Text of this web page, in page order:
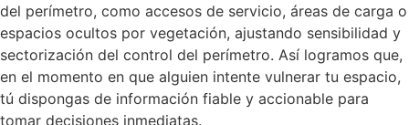
del perímetro, como accesos de servicio, áreas de carga o
espacios ocultos por vegetación, ajustando sensibilidad y
sectorización del control del perímetro. Así logramos que,
en el momento en que alguien intente vulnerar tu espacio,
tú dispongas de información fiable y accionable para
tomar decisiones inmediatas.